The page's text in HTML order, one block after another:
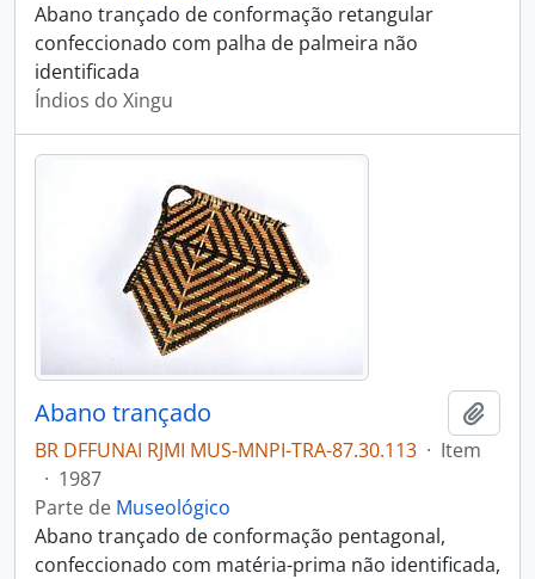
Abano trançado de conformação retangular
confeccionado com palha de palmeira não
identificada
Índios do Xingu
Abano trançado
BR DFFUNAI RJMI MUS-MNPI-TRA-87.30.113 · Item
· 1987
Parte de Museológico
Abano trançado de conformação pentagonal,
confeccionado com matéria-prima não identificada,